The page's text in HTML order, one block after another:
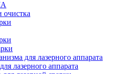
очистка
для лазерного аппарата
лазерного аппарата